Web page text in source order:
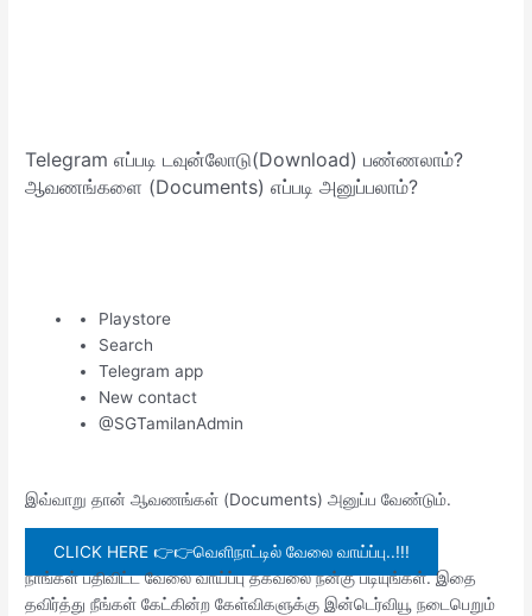
Telegram எப்படி டவுன்லோடு(Download) பண்ணலாம்?
ஆவணங்களை (Documents) எப்படி அனுப்பலாம்?
Playstore
Search
Telegram app
New contact
@SGTamilanAdmin
இவ்வாறு தான் ஆவணங்கள் (Documents) அனுப்ப வேண்டும்.
CLICK HERE 👉👉வெளிநாட்டில் வேலை வாய்ப்பு..!!!
நாங்கள் பதிவிட்ட வேலை வாய்ப்பு தகவலை நன்கு படியுங்கள். இதை
தவிர்த்து நீங்கள் கேட்கின்ற கேள்விகளுக்கு இன்டெர்வியூ நடைபெறும்